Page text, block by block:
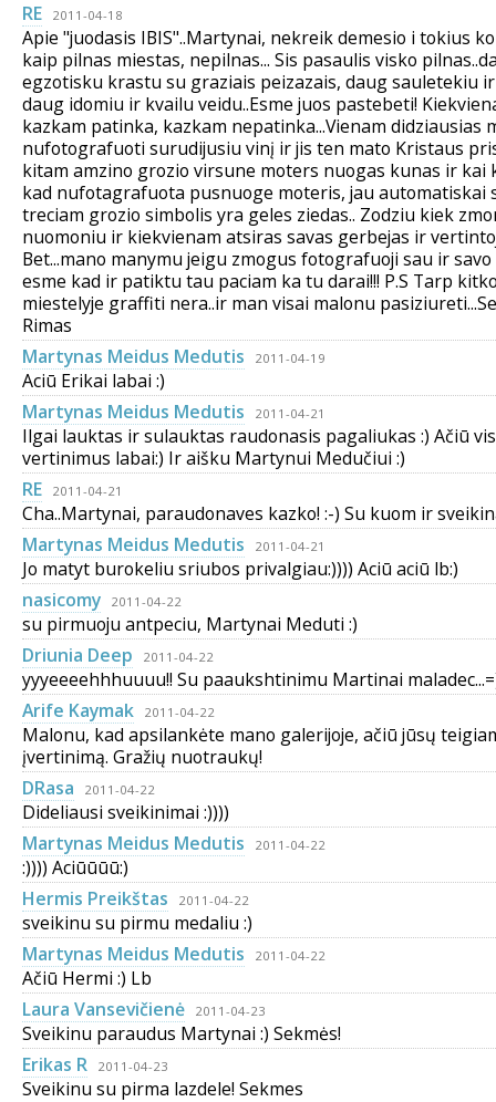
RE
2011-04-18
Apie "juodasis IBIS"..Martynai, nekreik demesio i tokius
kaip pilnas miestas, nepilnas... Sis pasaulis visko
egzotisku krastu su graziais peizazais, daug sauletekiu
daug idomiu ir kvailu veidu..Esme juos pastebeti!
kazkam patinka, kazkam nepatinka...Vienam didziausias
nufotografuoti surudijusiu vinį ir jis ten mato Kristaus
kitam amzino grozio virsune moters nuogas kunas ir kai
kad nufotagrafuota pusnuoge moteris, jau automatiskai
treciam grozio simbolis yra geles ziedas.. Zodziu kiek
nuomoniu ir kiekvienam atsiras savas gerbejas ir
Bet...mano manymu jeigu zmogus fotografuoji sau ir
esme kad ir patiktu tau paciam ka tu darai!!! P.S Tarp
miestelyje graffiti nera..ir man visai malonu
Rimas
Martynas Meidus Medutis
2011-04-19
Aciū Erikai labai :)
Martynas Meidus Medutis
2011-04-21
Ilgai lauktas ir sulauktas raudonasis pagaliukas :) Ačiū
vertinimus labai:) Ir aišku Martynui Medučiui :)
RE
2011-04-21
Cha..Martynai, paraudonaves kazko! :-) Su kuom ir
Martynas Meidus Medutis
2011-04-21
Jo matyt burokeliu sriubos privalgiau:)))) Aciū aciū lb:)
nasicomy
2011-04-22
su pirmuoju antpeciu, Martynai Meduti :)
Driunia Deep
2011-04-22
yyyeeeehhhuuuu!! Su paaukshtinimu Martinai
Arife Kaymak
2011-04-22
Malonu, kad apsilankėte mano galerijoje, ačiū jūsų
įvertinimą. Gražių nuotraukų!
DRasa
2011-04-22
Dideliausi sveikinimai :))))
Martynas Meidus Medutis
2011-04-22
:)))) Aciūūūū:)
Hermis Preikštas
2011-04-22
sveikinu su pirmu medaliu :)
Martynas Meidus Medutis
2011-04-22
Ačiū Hermi :) Lb
Laura Vansevičienė
2011-04-23
Sveikinu paraudus Martynai :) Sekmės!
Erikas R
2011-04-23
Sveikinu su pirma lazdele! Sekmes